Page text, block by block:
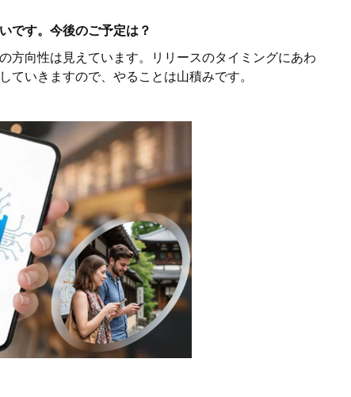
です。今後のご予定は？
方向性は見えています。リリースのタイミングにあわ
ていきますので、やることは山積みです。